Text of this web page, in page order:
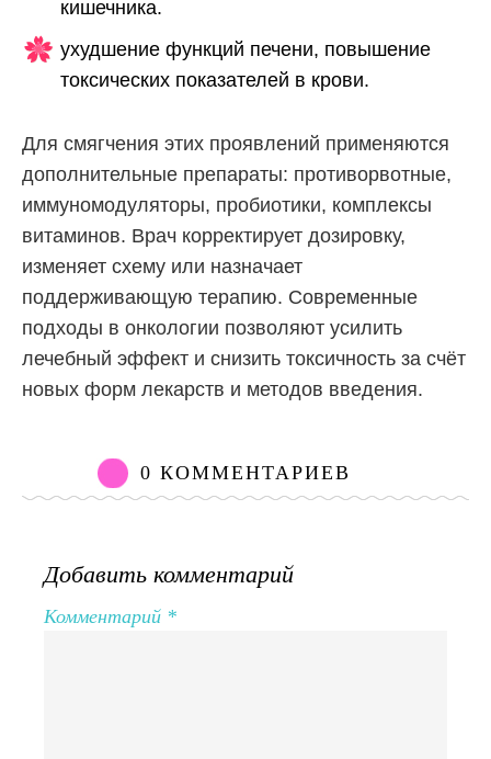
кишечника.
ухудшение функций печени, повышение
токсических показателей в крови.
Для смягчения этих проявлений применяются
дополнительные препараты: противорвотные,
иммуномодуляторы, пробиотики, комплексы
витаминов. Врач корректирует дозировку,
изменяет схему или назначает
поддерживающую терапию. Современные
подходы в онкологии позволяют усилить
лечебный эффект и снизить токсичность за счёт
новых форм лекарств и методов введения.
0 КОММЕНТАРИЕВ
Добавить комментарий
Комментарий *